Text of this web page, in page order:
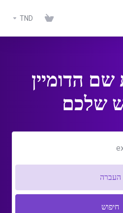
TND
הדומיין
שלכם
העברה
חיפוש